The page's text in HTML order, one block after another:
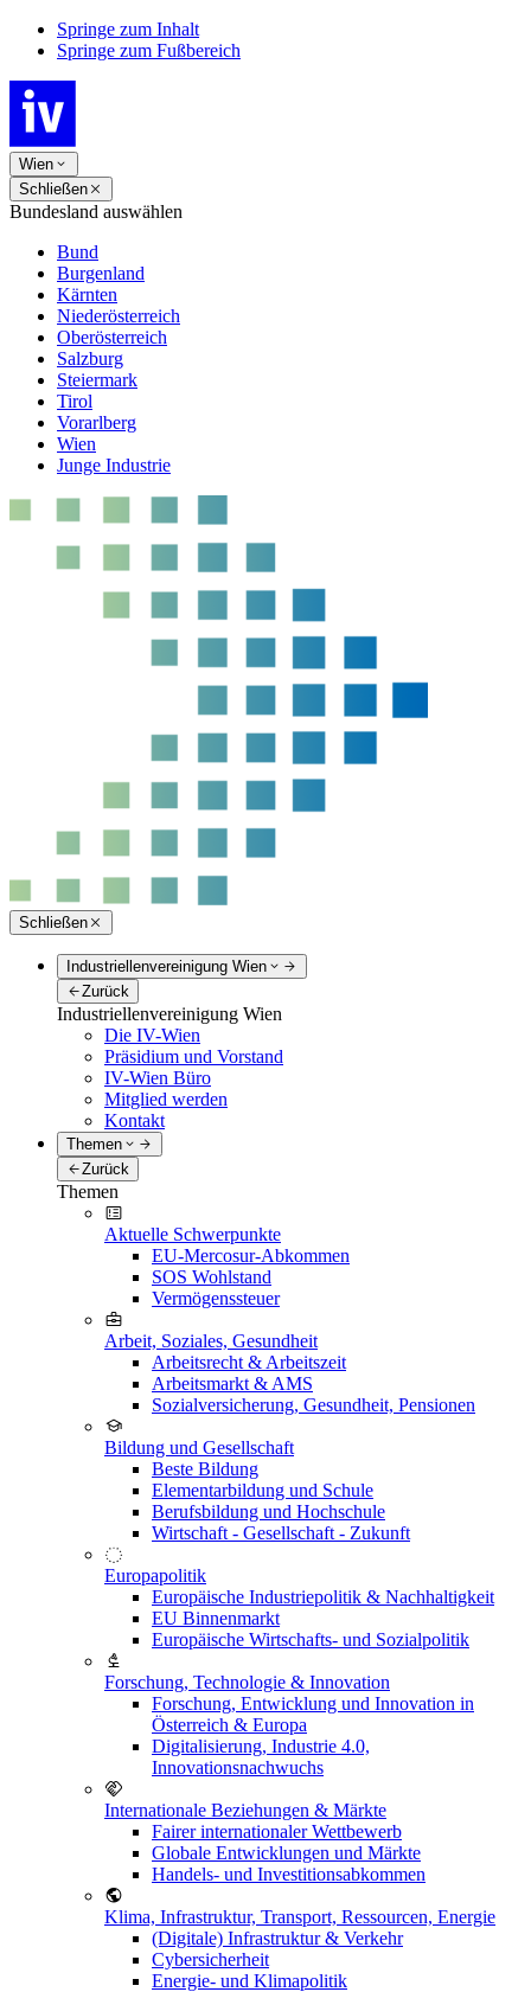
Springe zum Inhalt
Springe zum Fußbereich
Wien
Schließen
Bundesland auswählen
Bund
Burgenland
Kärnten
Niederösterreich
Oberösterreich
Salzburg
Steiermark
Tirol
Vorarlberg
Wien
Junge Industrie
Schließen
Industriellenvereinigung Wien
Zurück
Industriellenvereinigung Wien
Die IV-Wien
Präsidium und Vorstand
IV-Wien Büro
Mitglied werden
Kontakt
Themen
Zurück
Themen
Aktuelle Schwerpunkte
EU-Mercosur-Abkommen
SOS Wohlstand
Vermögenssteuer
Arbeit, Soziales, Gesundheit
Arbeitsrecht & Arbeitszeit
Arbeitsmarkt & AMS
Sozialversicherung, Gesundheit, Pensionen
Bildung und Gesellschaft
Beste Bildung
Elementarbildung und Schule
Berufsbildung und Hochschule
Wirtschaft - Gesellschaft - Zukunft
Europapolitik
Europäische Industriepolitik & Nachhaltigkeit
EU Binnenmarkt
Europäische Wirtschafts- und Sozialpolitik
Forschung, Technologie & Innovation
Forschung, Entwicklung und Innovation in
Österreich & Europa
Digitalisierung, Industrie 4.0,
Innovationsnachwuchs
Internationale Beziehungen & Märkte
Fairer internationaler Wettbewerb
Globale Entwicklungen und Märkte
Handels- und Investitionsabkommen
Klima, Infrastruktur, Transport, Ressourcen, Energie
(Digitale) Infrastruktur & Verkehr
Cybersicherheit
Energie- und Klimapolitik